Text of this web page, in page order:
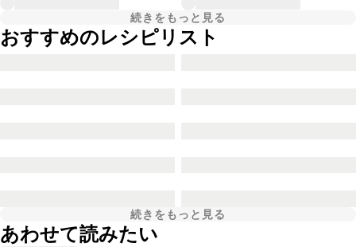
続きをもっと見る
おすすめのレシピリスト
続きをもっと見る
あわせて読みたい